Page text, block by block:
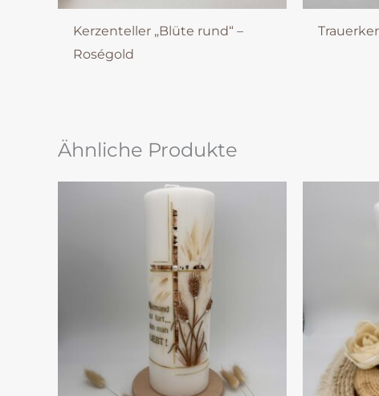
Kerzenteller „Blüte rund“ –
Roségold
Ähnliche Produkte